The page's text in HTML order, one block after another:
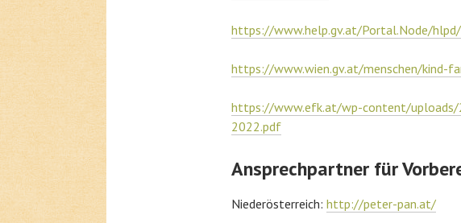
https://www.help.gv.at/Portal.Node/
https://www.wien.gv.at/menschen/kind-
https://www.efk.at/wp-content/uploads/
2022.pdf
Ansprechpartner für
Niederösterreich: http://peter-pan.at/